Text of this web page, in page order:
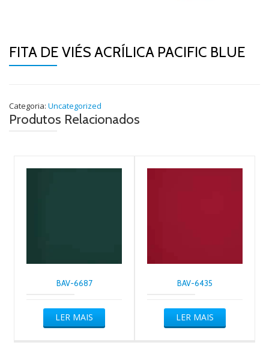
FITA DE VIÉS ACRÍLICA PACIFIC BLUE
Categoria: Uncategorized
Produtos Relacionados
BAV-6687
LER MAIS
BAV-6435
LER MAIS